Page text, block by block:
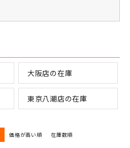
大阪店の在庫
東京八潮店の在庫
価格が高い順 在庫数順